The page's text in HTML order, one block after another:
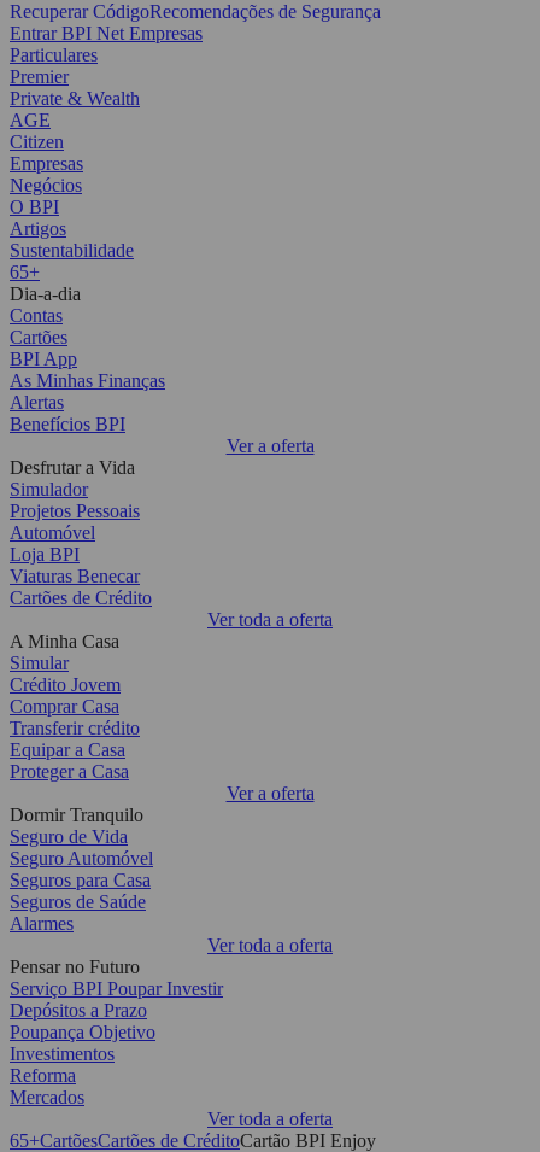
Recuperar CódigoRecomendações de Segurança
Entrar BPI Net Empresas
Particulares
Premier
Private & Wealth
AGE
Citizen
Empresas
Negócios
O BPI
Artigos
Sustentabilidade
65+
Dia-a-dia
Contas
Cartões
BPI App
As Minhas Finanças
Alertas
Benefícios BPI
Ver a oferta
Desfrutar a Vida
Simulador
Projetos Pessoais
Automóvel
Loja BPI
Viaturas Benecar
Cartões de Crédito
Ver toda a oferta
A Minha Casa
Simular
Crédito Jovem
Comprar Casa
Transferir crédito
Equipar a Casa
Proteger a Casa
Ver a oferta
Dormir Tranquilo
Seguro de Vida
Seguro Automóvel
Seguros para Casa
Seguros de Saúde
Alarmes
Ver toda a oferta
Pensar no Futuro
Serviço BPI Poupar Investir
Depósitos a Prazo
Poupança Objetivo
Investimentos
Reforma
Mercados
Ver toda a oferta
65+CartõesCartões de CréditoCartão BPI Enjoy